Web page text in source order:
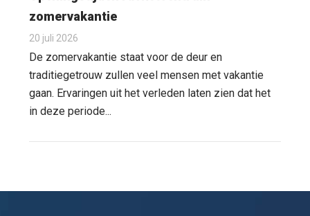
zomervakantie
20 juli 2026
De zomervakantie staat voor de deur en
traditiegetrouw zullen veel mensen met vakantie
gaan. Ervaringen uit het verleden laten zien dat het
in deze periode...